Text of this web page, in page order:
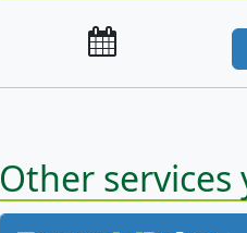
Other